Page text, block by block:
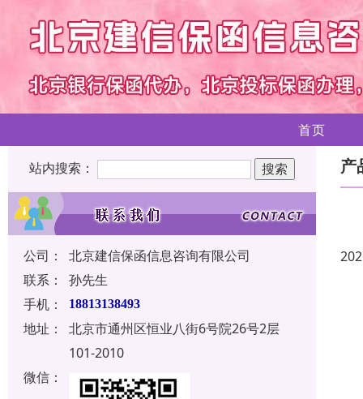
首页
站内搜索：
公司：
北京建信保函信息咨询有限公司
联系：
孙先生
手机：
18813138493
地址：
北京市通州区恒业八街6号院26号2层
101-2010
微信：
产